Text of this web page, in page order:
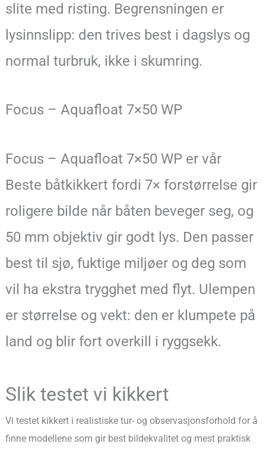
slite med risting. Begrensningen er
lysinnslipp: den trives best i dagslys og
normal turbruk, ikke i skumring.
Focus – Aquafloat 7×50 WP
Focus – Aquafloat 7×50 WP er vår
Beste båtkikkert fordi 7× forstørrelse gir
roligere bilde når båten beveger seg, og
50 mm objektiv gir godt lys. Den passer
best til sjø, fuktige miljøer og deg som
vil ha ekstra trygghet med flyt. Ulempen
er størrelse og vekt: den er klumpete på
land og blir fort overkill i ryggsekk.
Slik testet vi kikkert
Vi testet kikkert i realistiske tur- og observasjonsforhold for å
finne modellene som gir best bildekvalitet og mest praktisk